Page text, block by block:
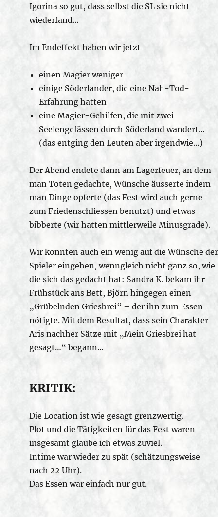
Igorina so gut, dass selbst die SL sie nicht
wiederfand…
Im Endeffekt haben wir jetzt
einen Magier weniger
einige Söderlander, die eine Nah-Tod-
Erfahrung hatten
eine Magier-Gehilfen, die mit zwei
Seelengefässen durch Söderland wandert…
(das entging den Leuten aber irgendwie…)
Der Abend endete dann am Lagerfeuer, an dem
man Toten gedachte, Wünsche äusserte indem
man Dinge opferte (das Fest wird auch gerne
zum Friedenschliessen benutzt) und etwas
bibberte (wir hatten mittlerweile Minusgrade).
Wir konnten auch ein wenig auf die Wünsche der
Spieler eingehen, wenngleich nicht ganz so, wie
die sich das gedacht hat: Sandra K. bekam ihr
Frühstück ans Bett, Björn hingegen einen
„Grübelnden Griesbrei“ – der ihn zum Essen
nötigte. Mit dem Resultat, dass sein Charakter
Aris nachher Sätze mit „Mein Griesbrei hat
gesagt…“ begann…
KRITIK:
Die Location ist wie gesagt grenzwertig.
Plot und die Tätigkeiten für das Fest waren
insgesamt glaube ich etwas zuviel.
Intime war wieder zu spät (schätzungsweise
nach 22 Uhr).
Das Essen war einfach nur gut.